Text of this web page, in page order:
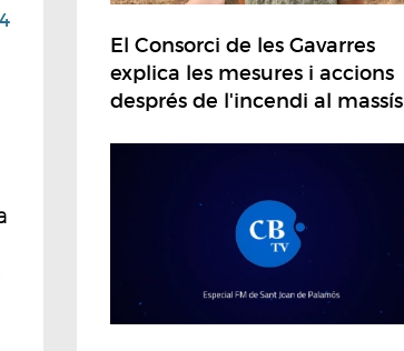
El Consorci de les Gavarres
explica les mesures i accions
després de l'incendi al massís